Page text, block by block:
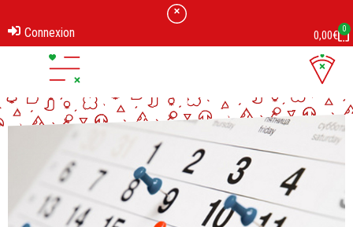
Connexion 0,00€ 0